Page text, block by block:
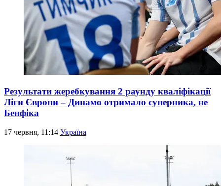
Результати жеребкування 2 раунду кваліфікації
Ліги Європи – Динамо отримало суперника, не
Бенфіка
17 червня, 11:14 Україна